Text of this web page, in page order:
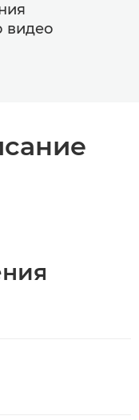
видео